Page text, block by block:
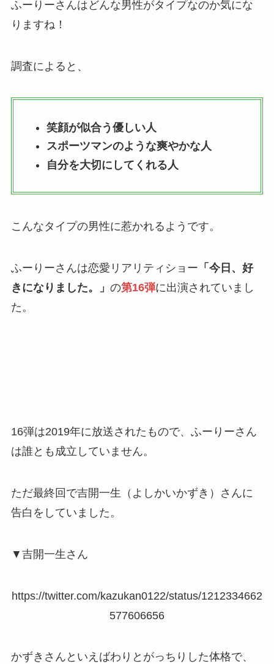
ふーりーさんはどんな男性がタイプなのか気にな
りますね！
調査によると、
笑顔が似合う優しい人
スポーツマンのような爽やかな人
自分を大切にしてくれる人
こんなタイプの男性に惹かれるようです。
ふーりーさんは恋愛リアリティショー 「今日、好
きになりました。」 の第16弾に出演されていまし
た。
16弾は2019年に放送されたもので、ふーりーさん
は誰とも成立していません。
ただ最終回で吉開一生（よしかいかずき）さんに
告白をしていました。
▼吉開一生さん
https://twitter.com/kazukan0122/status/1212334662
577606656
かずきさんといえばわりとがっちりした体格で、